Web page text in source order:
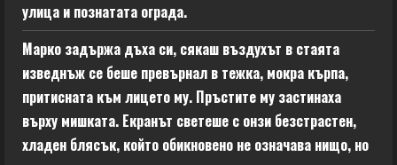
улица и познатата ограда.
Марко задържа дъха си, сякаш въздухът в стаята
изведнъж се беше превърнал в тежка, мокра кърпа,
притисната към лицето му. Пръстите му застинаха
върху мишката. Екранът светеше с онзи безстрастен,
хладен блясък, който обикновено не означава нищо, но